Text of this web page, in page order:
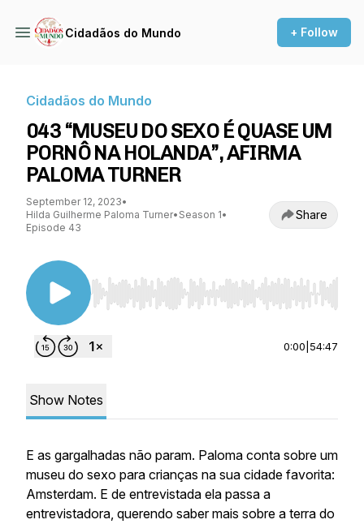
Cidadãos do Mundo + Follow
Cidadãos do Mundo
043 “MUSEU DO SEXO É QUASE UM
PORNÔ NA HOLANDA”, AFIRMA
PALOMA TURNER
September 12, 2023•
Hilda Guilherme Paloma Turner• Season 1•
Episode 43
Share
Use Left/Right to seek, Home/End to jump to
0:00 54:47
Show Notes
E as gargalhadas não param. Paloma conta sobre um
museu do sexo para crianças na sua cidade favorita:
Amsterdam. E de entrevistada ela passa a
entrevistadora, querendo saber mais sobre a terra do